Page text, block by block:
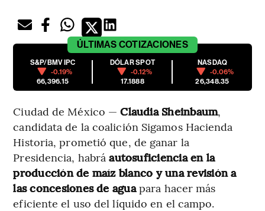
ÚLTIMAS COTIZACIONES
S&P/BMV IPC
-0.19%
66,396.15
DÓLAR SPOT
-0.12%
17.1888
NASDAQ
-0.06%
26,348.35
Ciudad de México —Claudia Sheinbaum,
candidata de la coalición Sigamos Hacienda
Historia, prometió que, de ganar la
Presidencia, habráautosuficiencia en la
producción de maíz blanco y una revisión a
las concesiones de aguapara hacer más
eficiente el uso del líquido en el campo.